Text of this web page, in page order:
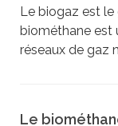
Le biogaz est le
biométhane est
réseaux de gaz
Le